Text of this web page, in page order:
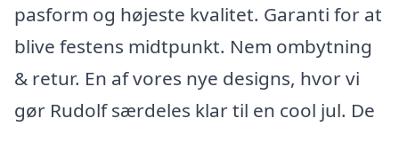
pasform og højeste kvalitet. Garanti for at
blive festens midtpunkt. Nem ombytning
& retur. En af vores nye designs, hvor vi
gør Rudolf særdeles klar til en cool jul. De